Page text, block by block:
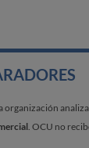
. OCU no